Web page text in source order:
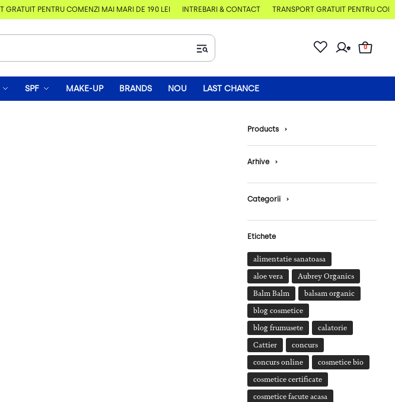
GRATUIT PENTRU COMENZI MAI MARI DE 190 LEI ÎNTREBĂRI & CONTACT TRANSPORT GRATUIT PENTRU
0
SPF MAKE-UP BRANDS NOU LAST CHANCE
Products ›
Arhive ›
Categorii ›
Etichete
alimentatie sanatoasa
aloe vera Aubrey Organics
Balm Balm balsam organic
blog cosmetice
blog frumusete calatorie
Cattier concurs
concurs online cosmetice bio
cosmetice certificate
cosmetice facute acasa